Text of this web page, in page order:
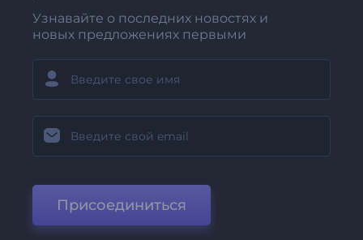
Узнавайте о последних новостях и
новых предложениях первыми
Присоединиться